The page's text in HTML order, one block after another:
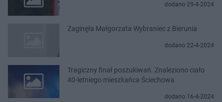
dodano 29-4-2024
Zaginęła Małgorzata Wybraniec z Bierunia
dodano 22-4-2024
Tragiczny finał poszukiwań. Znaleziono ciało
40-letniego mieszkańca Ściechowa
dodano 16-4-2024